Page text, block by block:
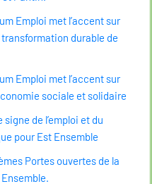
Emploi met l’accent sur
durable de
Emploi met l’accent sur
sociale et solidaire
de l’emploi et du
pour Est Ensemble
Portes ouvertes de la